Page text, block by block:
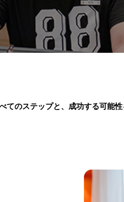
てのステップと、成功する可能